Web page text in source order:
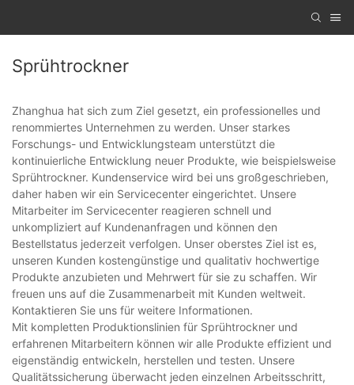
Sprühtrockner
Zhanghua hat sich zum Ziel gesetzt, ein professionelles und
renommiertes Unternehmen zu werden. Unser starkes
Forschungs- und Entwicklungsteam unterstützt die
kontinuierliche Entwicklung neuer Produkte, wie beispielsweise
Sprühtrockner. Kundenservice wird bei uns großgeschrieben,
daher haben wir ein Servicecenter eingerichtet. Unsere
Mitarbeiter im Servicecenter reagieren schnell und
unkompliziert auf Kundenanfragen und können den
Bestellstatus jederzeit verfolgen. Unser oberstes Ziel ist es,
unseren Kunden kostengünstige und qualitativ hochwertige
Produkte anzubieten und Mehrwert für sie zu schaffen. Wir
freuen uns auf die Zusammenarbeit mit Kunden weltweit.
Kontaktieren Sie uns für weitere Informationen.
Mit kompletten Produktionslinien für Sprühtrockner und
erfahrenen Mitarbeitern können wir alle Produkte effizient und
eigenständig entwickeln, herstellen und testen. Unsere
Qualitätssicherung überwacht jeden einzelnen Arbeitsschritt,